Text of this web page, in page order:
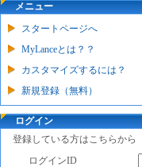
メニュー
スタートページへ
MyLanceとは？？
カスタマイズするには？
新規登録（無料）
ログイン
登録している方はこちらから
ログインID